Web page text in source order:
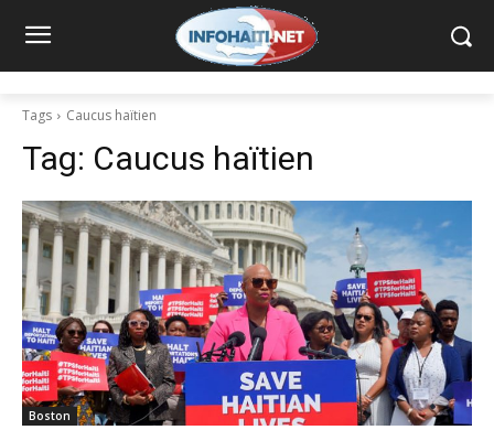
Tags Caucus haïtien
Tag: Caucus haïtien
Boston